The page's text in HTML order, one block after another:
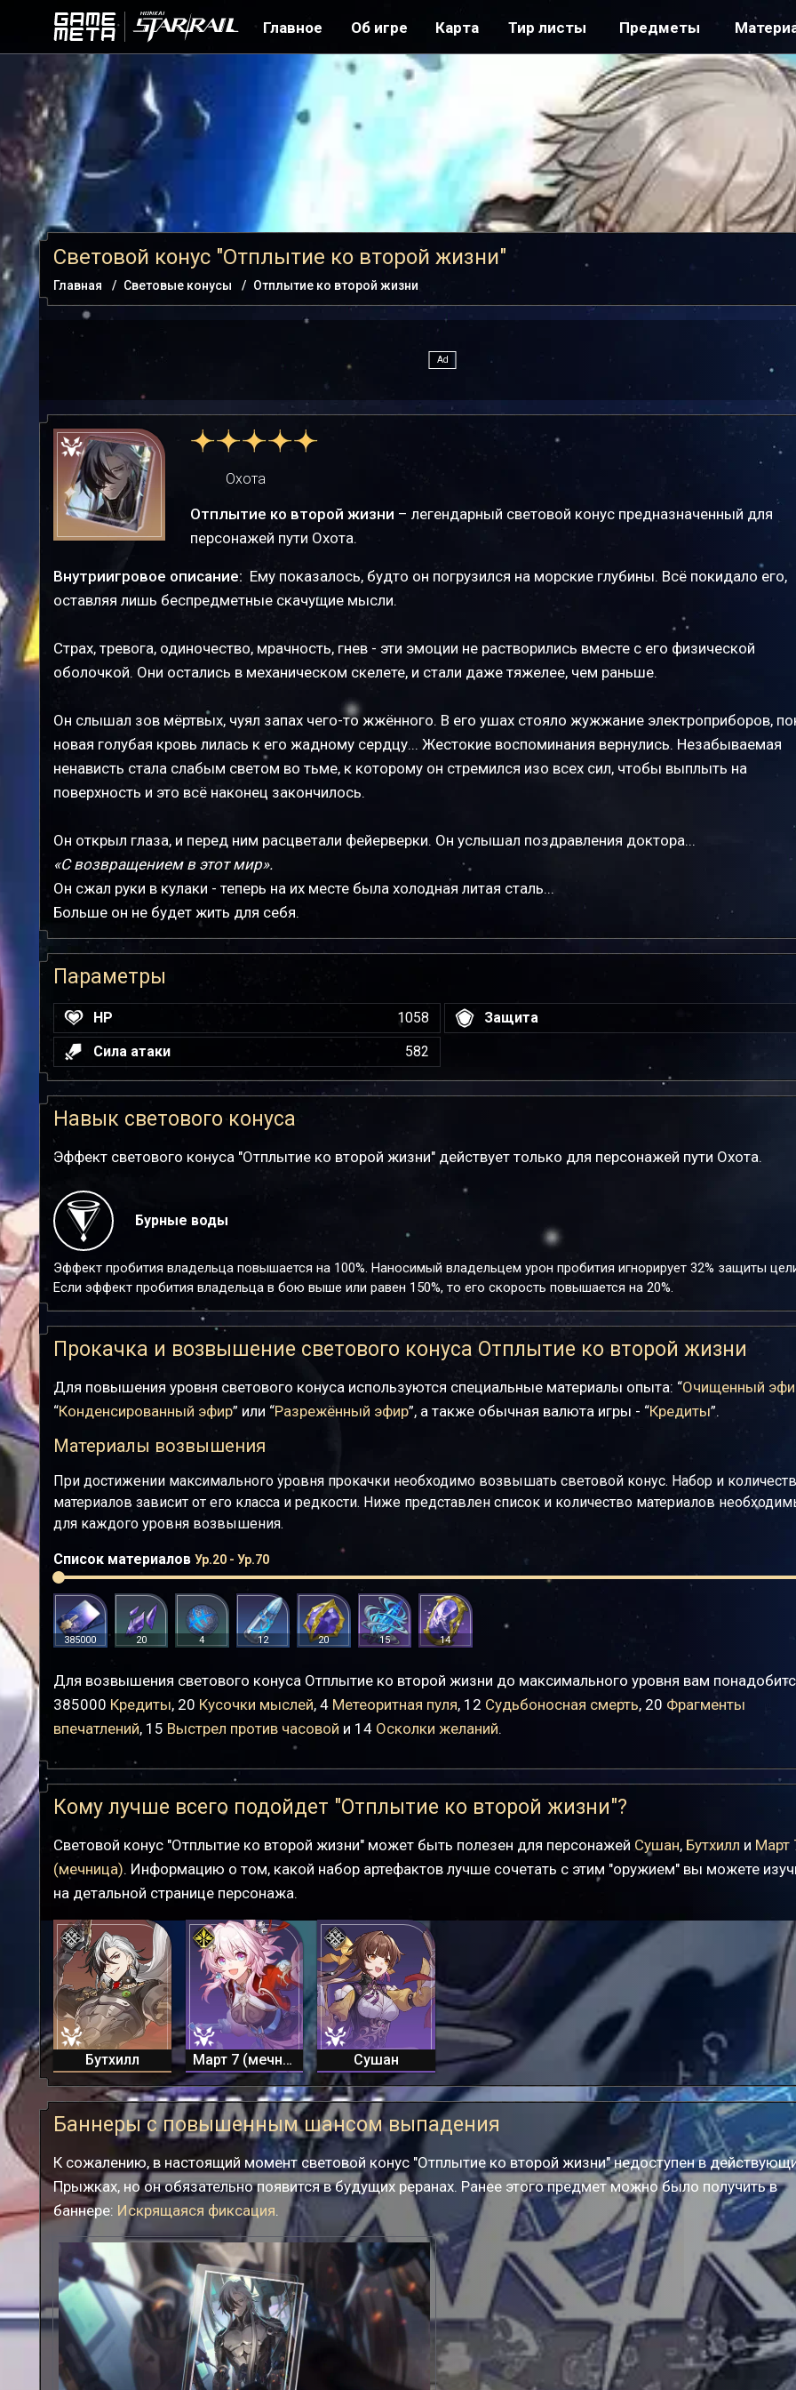
Главное Об игре Карта Тир листы Предметы
Световой конус "Отплытие ко второй жизни"
Главная Световые конусы Отплытие ко второй жизни
Охота
Отплытие ко второй жизни – легендарный световой конус предназначенный для
персонажей пути Охота.
Внутриигровое описание: Ему показалось, будто он погрузился на морские глубины. Всё покидало его,
оставляя лишь беспредметные скачущие мысли.
Страх, тревога, одиночество, мрачность, гнев - эти эмоции не растворились вместе с его физической
оболочкой. Они остались в механическом скелете, и стали даже тяжелее, чем раньше.
Он слышал зов мёртвых, чуял запах чего-то жжённого. В его ушах стояло жужжание электроприборов,
новая голубая кровь лилась к его жадному сердцу... Жестокие воспоминания вернулись. Незабываемая
ненависть стала слабым светом во тьме, к которому он стремился изо всех сил, чтобы выплыть на
поверхность и это всё наконец закончилось.
Он открыл глаза, и перед ним расцветали фейерверки. Он услышал поздравления доктора...
«С возвращением в этот мир».
Он сжал руки в кулаки - теперь на их месте была холодная литая сталь...
Больше он не будет жить для себя.
Параметры
HP 1058
Защита
Сила атаки
582
Навык светового конуса
Эффект светового конуса "Отплытие ко второй жизни" действует только для персонажей пути Охота.
Бурные воды
Эффект пробития владельца повышается на 100%. Наносимый владельцем урон пробития игнорирует 32% защиты
Если эффект пробития владельца в бою выше или равен 150%, то его скорость повышается на 20%.
Прокачка и возвышение светового конуса Отплытие ко второй жизни
Для повышения уровня светового конуса используются специальные материалы опыта: “Очищенный
“Конденсированный эфир” или “Разрежённый эфир”, а также обычная валюта игры - “Кредиты”.
Материалы возвышения
При достижении максимального уровня прокачки необходимо возвышать световой конус. Набор и
материалов зависит от его класса и редкости. Ниже представлен список и количество материалов
для каждого уровня возвышения.
Список материалов Ур.20 - Ур.70
385000 20 4 12 20 15 14
Для возвышения светового конуса Отплытие ко второй жизни до максимального уровня вам
385000 Кредиты, 20 Кусочки мыслей, 4 Метеоритная пуля, 12 Судьбоносная смерть, 20 Фрагменты
впечатлений, 15 Выстрел против часовой и 14 Осколки желаний.
Кому лучше всего подойдет "Отплытие ко второй жизни"?
Световой конус "Отплытие ко второй жизни" может быть полезен для персонажей Сушан, Бутхилл и Март
(мечница). Информацию о том, какой набор артефактов лучше сочетать с этим "оружием" вы можете
на детальной странице персонажа.
Бутхилл Март 7 (мечница) Сушан
Баннеры с повышенным шансом выпадения
К сожалению, в настоящий момент световой конус "Отплытие ко второй жизни" недоступен в
Прыжках, но он обязательно появится в будущих реранах. Ранее этого предмет можно было получить в
баннере: Искрящаяся фиксация